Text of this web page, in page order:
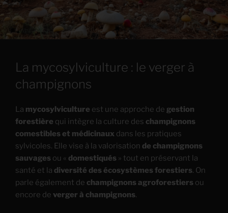
La mycosylviculture : le verger à
champignons
La mycosylviculture est une approche de gestion
forestière qui intègre la culture des champignons
comestibles et médicinaux dans les pratiques
sylvicoles. Elle vise à la valorisation de champignons
sauvages ou « domestiqués » tout en préservant la
santé et la diversité des écosystèmes forestiers. On
parle également de champignons agroforestiers ou
encore de verger à champignons.